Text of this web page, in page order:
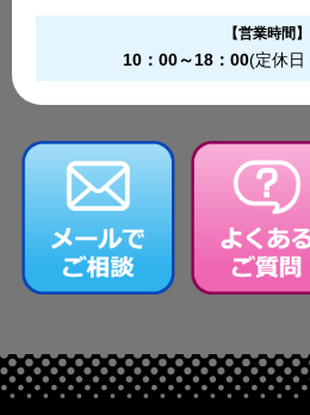
【営業時間】
10：00～18：00(定休日